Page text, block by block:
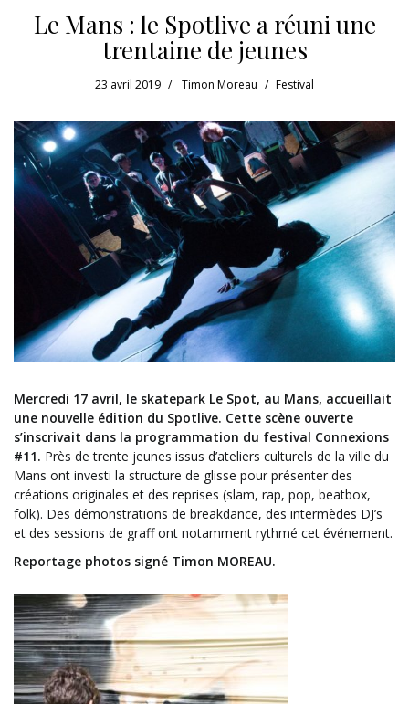
Le Mans : le Spotlive a réuni une
trentaine de jeunes
23 avril 2019 Timon Moreau Festival
Mercredi 17 avril, le skatepark Le Spot, au Mans, accueillait
une nouvelle édition du Spotlive. Cette scène ouverte
s’inscrivait dans la programmation du festival Connexions
#11. Près de trente jeunes issus d’ateliers culturels de la ville du
Mans ont investi la structure de glisse pour présenter des
créations originales et des reprises (slam, rap, pop, beatbox,
folk). Des démonstrations de breakdance, des intermèdes DJ’s
et des sessions de graff ont notamment rythmé cet événement.
Reportage photos signé Timon MOREAU.